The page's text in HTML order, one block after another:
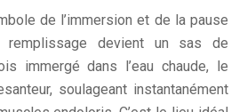
de l’immersion et de la pause
devient un sas de
immergé dans l’eau chaude, le
soulageant instantanément